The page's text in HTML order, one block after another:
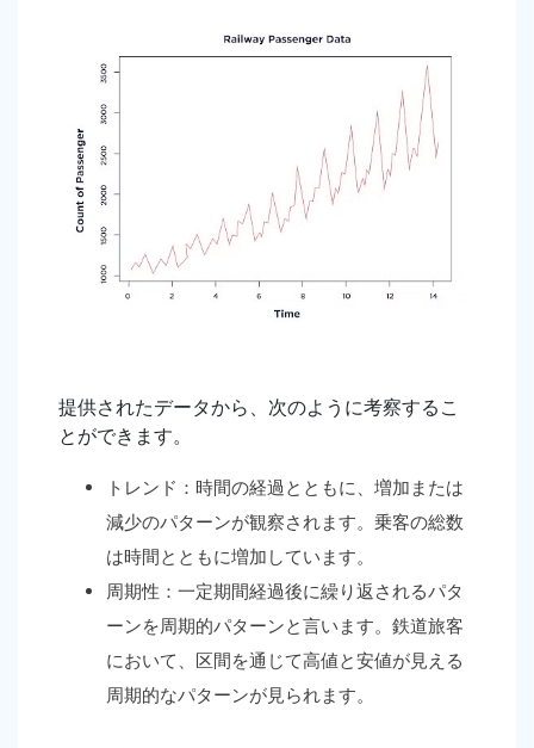
提供されたデータから、次のように考察するこ
とができます。
トレンド：時間の経過とともに、増加または
減少のパターンが観察されます。乗客の総数
は時間とともに増加しています。
周期性：一定期間経過後に繰り返されるパタ
ーンを周期的パターンと言います。鉄道旅客
において、区間を通じて高値と安値が見える
周期的なパターンが見られます。